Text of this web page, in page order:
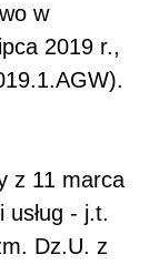
w
2019 r.,
z 11 marca
- j.t.
Dz.U. z